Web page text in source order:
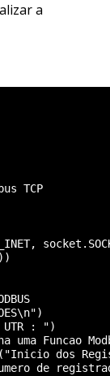
a
TCP
: ")
uma Funcao
dos
de